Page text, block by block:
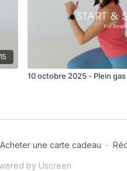
10 octobre 2025 - Plein gas
Acheter une carte cadeau ∙
by Uscreen